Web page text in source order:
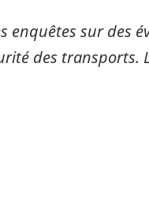
sur des
des